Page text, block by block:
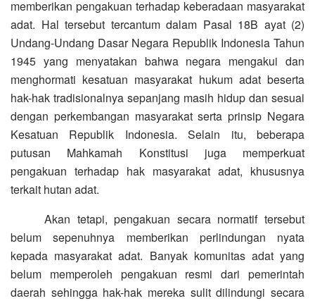
memberikan pengakuan terhadap keberadaan masyarakat
adat. Hal tersebut tercantum dalam Pasal 18B ayat (2)
Undang-Undang Dasar Negara Republik Indonesia Tahun
1945 yang menyatakan bahwa negara mengakui dan
menghormati kesatuan masyarakat hukum adat beserta
hak-hak tradisionalnya sepanjang masih hidup dan sesuai
dengan perkembangan masyarakat serta prinsip Negara
Kesatuan Republik Indonesia. Selain itu, beberapa
putusan Mahkamah Konstitusi juga memperkuat
pengakuan terhadap hak masyarakat adat, khususnya
terkait hutan adat.
Akan tetapi, pengakuan secara normatif tersebut
belum sepenuhnya memberikan perlindungan nyata
kepada masyarakat adat. Banyak komunitas adat yang
belum memperoleh pengakuan resmi dari pemerintah
daerah sehingga hak-hak mereka sulit dilindungi secara